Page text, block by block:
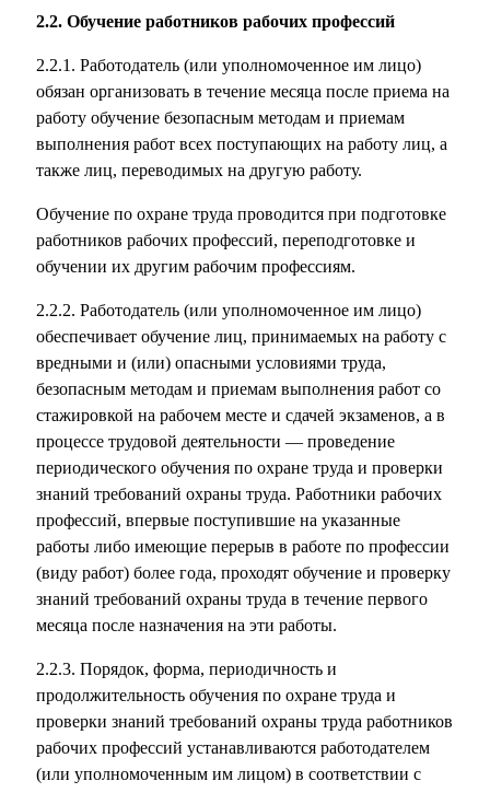
2.2. Обучение работников рабочих профессий
2.2.1. Работодатель (или уполномоченное им лицо)
обязан организовать в течение месяца после приема на
работу обучение безопасным методам и приемам
выполнения работ всех поступающих на работу лиц, а
также лиц, переводимых на другую работу.
Обучение по охране труда проводится при подготовке
работников рабочих профессий, переподготовке и
обучении их другим рабочим профессиям.
2.2.2. Работодатель (или уполномоченное им лицо)
обеспечивает обучение лиц, принимаемых на работу с
вредными и (или) опасными условиями труда,
безопасным методам и приемам выполнения работ со
стажировкой на рабочем месте и сдачей экзаменов, а в
процессе трудовой деятельности — проведение
периодического обучения по охране труда и проверки
знаний требований охраны труда. Работники рабочих
профессий, впервые поступившие на указанные
работы либо имеющие перерыв в работе по профессии
(виду работ) более года, проходят обучение и проверку
знаний требований охраны труда в течение первого
месяца после назначения на эти работы.
2.2.3. Порядок, форма, периодичность и
продолжительность обучения по охране труда и
проверки знаний требований охраны труда работников
рабочих профессий устанавливаются работодателем
(или уполномоченным им лицом) в соответствии с